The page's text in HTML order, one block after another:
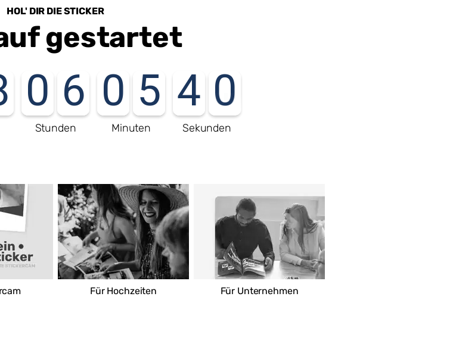
HOL' DIR DIE STICKER
gestartet
0 6
Stunden
0 5
Minuten
3 9
Sekunden
REWE
Gewerbestraße 1
79585 Steinen-Höllstein
Deutschland
Route
Für Hochzeiten Für Unternehmen